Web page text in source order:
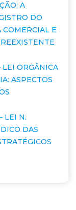
A
DO
E
ORGÂNICA
ASPECTOS
LEI N.
DAS